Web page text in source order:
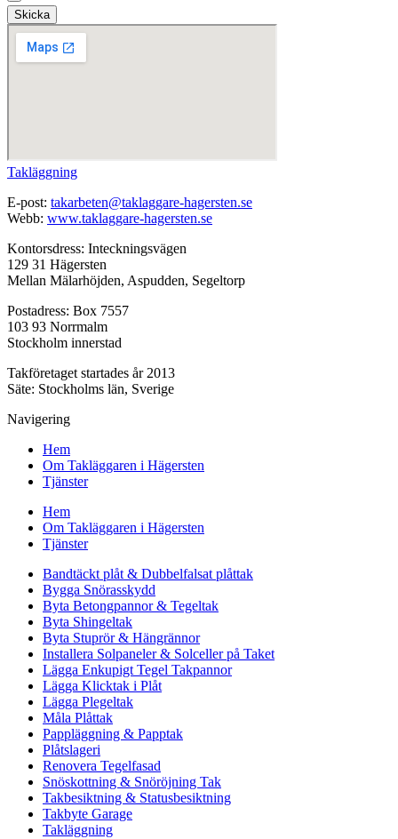
Skicka
Takläggning
E-post: takarbeten@taklaggare-hagersten.se
Webb: www.taklaggare-hagersten.se
Kontorsdress: Inteckningsvägen
129 31 Hägersten
Mellan Mälarhöjden, Aspudden, Segeltorp
Postadress: Box 7557
103 93 Norrmalm
Stockholm innerstad
Takföretaget startades år 2013
Säte: Stockholms län, Sverige
Navigering
Hem
Om Takläggaren i Hägersten
Tjänster
Hem
Om Takläggaren i Hägersten
Tjänster
Bandtäckt plåt & Dubbelfalsat plåttak
Bygga Snörasskydd
Byta Betongpannor & Tegeltak
Byta Shingeltak
Byta Stuprör & Hängrännor
Installera Solpaneler & Solceller på Taket
Lägga Enkupigt Tegel Takpannor
Lägga Klicktak i Plåt
Lägga Plegeltak
Måla Plåttak
Pappläggning & Papptak
Plåtslageri
Renovera Tegelfasad
Snöskottning & Snöröjning Tak
Takbesiktning & Statusbesiktning
Takbyte Garage
Takläggning